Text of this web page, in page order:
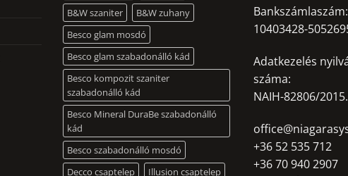
B&W szaniter
B&W zuhany
Besco glam mosdó
Besco glam szabadonálló kád
Besco kompozit szaniter
szabadonálló kád
Besco Mineral DuraBe szabadonálló
kád
Besco szabadonálló mosdó
Decco csaptelep
Illusion csaptelep
Bankszámlaszám:
10403428-
Adatkezelés
száma:
NAIH-82806/2015.
+36 52 535 712
+36 70 940 2907